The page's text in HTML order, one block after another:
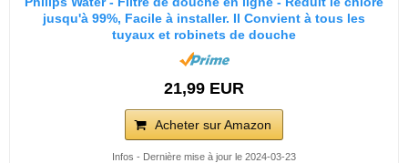
jusqu'à 99%, Facile à installer. Il Convient à tous les
tuyaux et robinets de douche
21,99 EUR
Acheter sur Amazon
Infos - Dernière mise à jour le 2024-03-23